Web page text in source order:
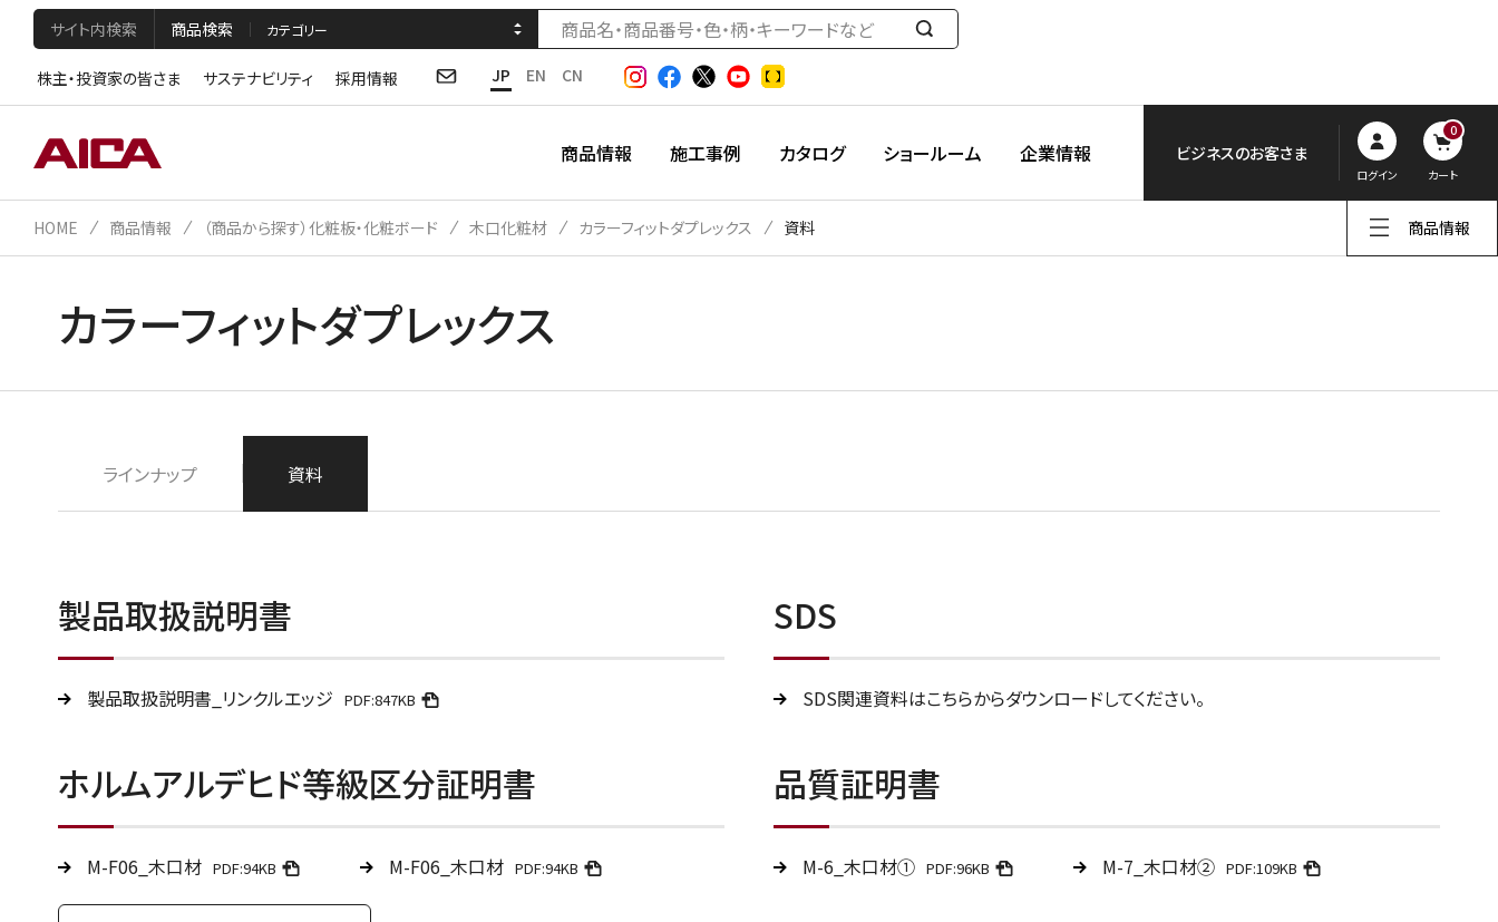
サイト内検索 商品検索
検
す
株主・投資家の皆さま サステナビリティ 採用情報 JP EN CN
商品情報 施工事例 カタログ ショールーム 企業情報 ビジネスのお客さま
ログイン
0
カート
商品情報
HOME 商品情報 （商品から探す）化粧板・化粧ボード 木口化粧材 カラーフィットダプレックス 資料
カラーフィットダプレックス
ラインナップ 資料
製品取扱説明書
製品取扱説明書_リンクルエッジ PDF:847KB
SDS
SDS関連資料はこちらからダウンロードしてください。
ホルムアルデヒド等級区分証明書
M-F06_木口材 PDF:94KB M-F06_木口材 PDF:94KB
品質証明書
M-6_木口材① PDF:96KB M-7_木口材② PDF:109KB